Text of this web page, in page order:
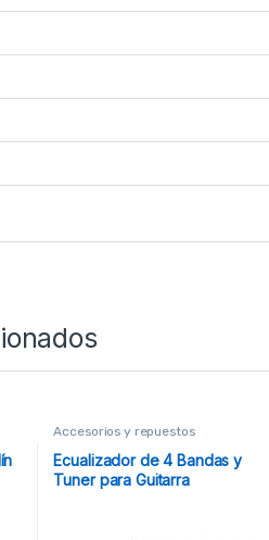
Accesorios y repuestos
Ecualizador de 4 Bandas y
Tuner para Guitarra